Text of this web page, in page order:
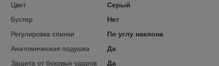
Цвет
Серый
Бустер
Нет
Регулировка спинки
По углу наклона
Анатомическая подушка
Да
Защита от боковых ударов
Да